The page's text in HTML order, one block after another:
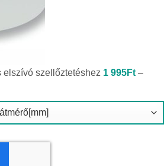
elszívó szellőztetéshez 1 995Ft –